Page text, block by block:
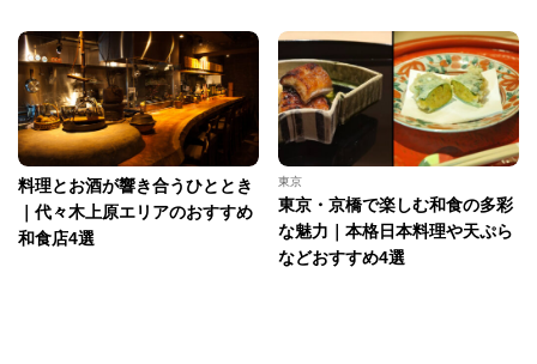
料理とお酒が響き合うひととき
｜代々木上原エリアのおすすめ
和食店4選
東京
東京・京橋で楽しむ和食の多彩
な魅力｜本格日本料理や天ぷら
などおすすめ4選